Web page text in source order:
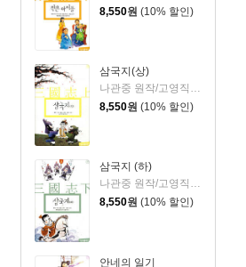
8,550원 (10% 할인)
삼국지(상)
나관중 원작/고영직 역/조선경 그림/김준우 해설
8,550원 (10% 할인)
삼국지 (하)
나관중 원작/고영직 역/조선경 그림/김준우 해설
8,550원 (10% 할인)
안네의 일기